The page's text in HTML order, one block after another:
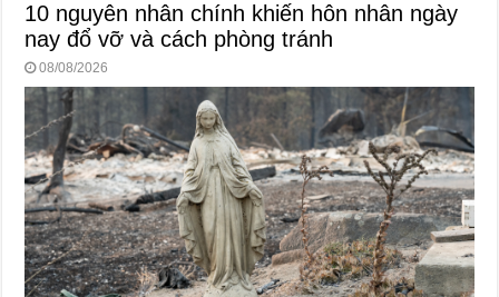
10 nguyên nhân chính khiến hôn nhân ngày
nay đổ vỡ và cách phòng tránh
08/08/2026